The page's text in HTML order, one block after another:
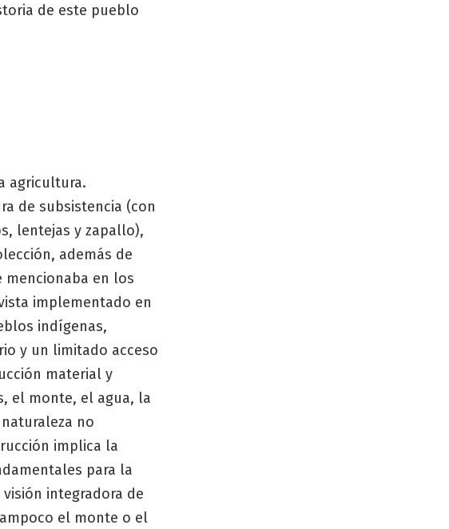
de este pueblo
agricultura.
de subsistencia (con
lentejas y zapallo),
además de
mencionaba en los
implementado en
indígenas,
y un limitado acceso
material y
el monte, el agua, la
no
implica la
para la
integradora de
el monte o el